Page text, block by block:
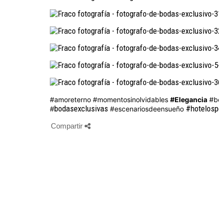
#amoreterno #momentosinolvidables #Elegancia
#bodasexclusivas #escenariosdeensueño
Compartir